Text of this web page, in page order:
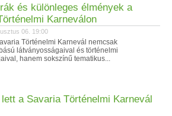
és különleges élmények a
Karneválon
06. 19:00
Történelmi Karnevál nemcsak
látványosságaival és történelmi
hanem sokszínű tematikus...
a Savaria Történelmi Karnevál